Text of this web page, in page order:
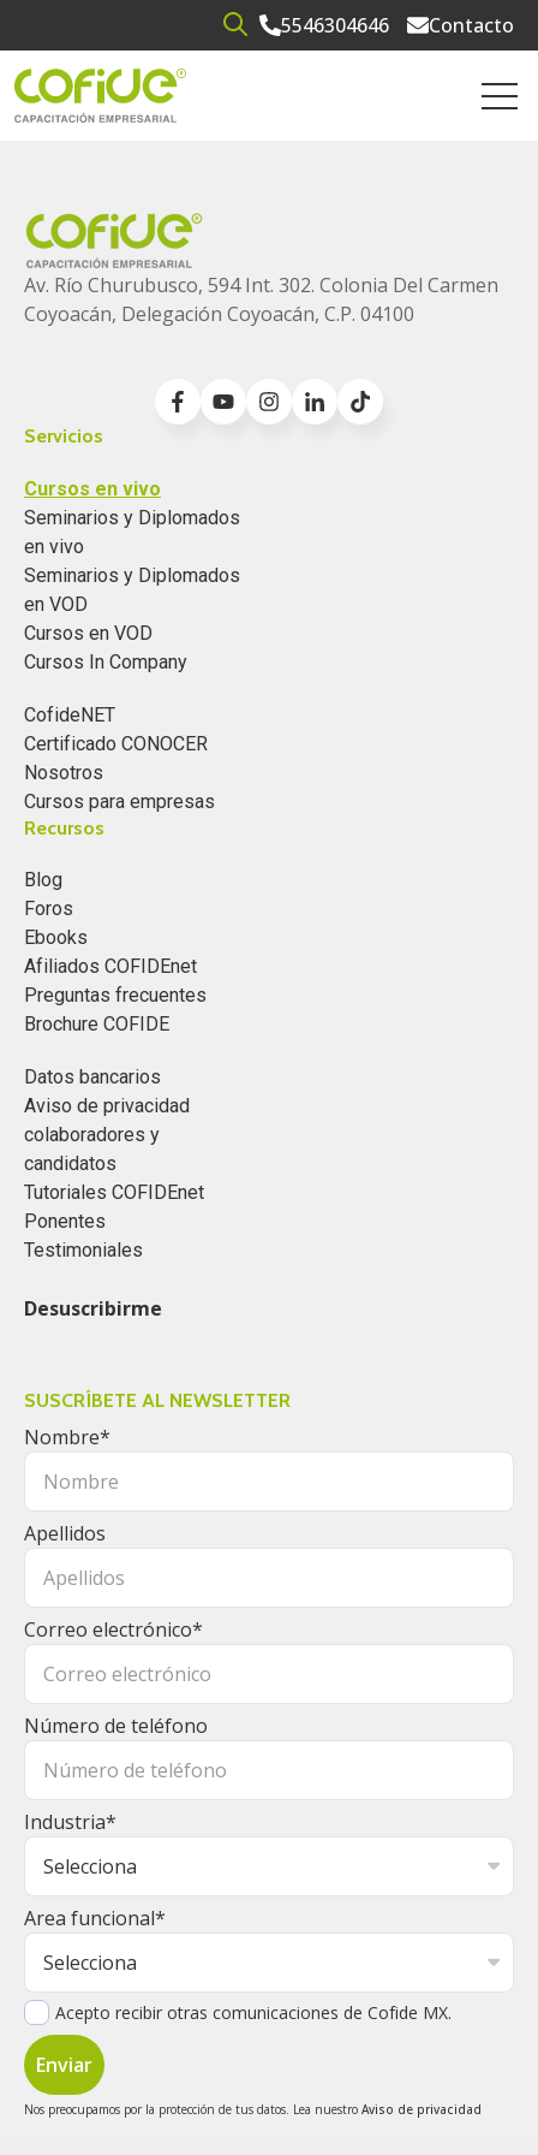
Open search5546304646 Contacto
Av. Río Churubusco, 594 Int. 302. Colonia Del Carmen
Coyoacán, Delegación Coyoacán, C.P. 04100
Servicios
Cursos en vivo
Seminarios y Diplomados
en vivo
Seminarios y Diplomados
en VOD
Cursos en VOD
Cursos In Company
CofideNET
Certificado CONOCER
Nosotros
Cursos para empresas
Recursos
Blog
Foros
Ebooks
Afiliados COFIDEnet
Preguntas frecuentes
Brochure COFIDE
Datos bancarios
Aviso de privacidad
colaboradores y
candidatos
Tutoriales COFIDEnet
Ponentes
Testimoniales
Desuscribirme
SUSCRÍBETE AL NEWSLETTER
Nombre*
Apellidos
Correo electrónico*
Número de teléfono
Industria*
Area funcional*
Acepto recibir otras comunicaciones de Cofide MX.
Nos preocupamos por la protección de tus datos. Lea nuestro Aviso de privacidad